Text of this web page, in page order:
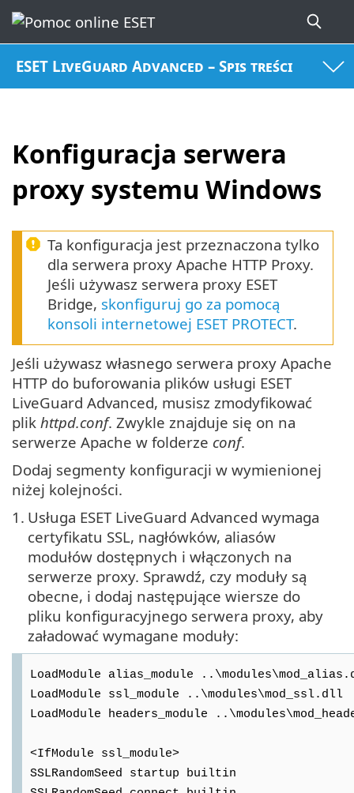
ESET LiveGuard Advanced – Spis treści
Konfiguracja serwera
proxy systemu Windows
Ta konfiguracja jest przeznaczona tylko
dla serwera proxy Apache HTTP Proxy.
Jeśli używasz serwera proxy ESET
Bridge, skonfiguruj go za pomocą
konsoli internetowej ESET PROTECT.
Jeśli używasz własnego serwera proxy Apache
HTTP do buforowania plików usługi ESET
LiveGuard Advanced, musisz zmodyfikować
plik httpd.conf. Zwykle znajduje się on na
serwerze Apache w folderze conf.
Dodaj segmenty konfiguracji w wymienionej
niżej kolejności.
1. Usługa ESET LiveGuard Advanced wymaga
certyfikatu SSL, nagłówków, aliasów
modułów dostępnych i włączonych na
serwerze proxy. Sprawdź, czy moduły są
obecne, i dodaj następujące wiersze do
pliku konfiguracyjnego serwera proxy, aby
załadować wymagane moduły:
LoadModule alias_module
LoadModule ssl_module ..\modules\mod_ssl.dll
LoadModule headers_module
<IfModule ssl_module>
SSLRandomSeed startup builtin